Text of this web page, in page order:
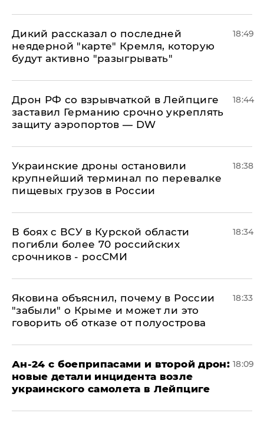
Дикий рассказал о последней
неядерной "карте" Кремля, которую
будут активно "разыгрывать"
18:49
​Дрон РФ со взрывчаткой в Лейпциге
заставил Германию срочно укреплять
защиту аэропортов — DW
18:44
Украинские дроны остановили
крупнейший терминал по перевалке
пищевых грузов в России
18:38
В боях с ВСУ в Курской области
погибли более 70 российских
срочников - росСМИ
18:34
Яковина объяснил, почему в России
"забыли" о Крыме и может ли это
говорить об отказе от полуострова
18:33
Ан-24 с боеприпасами и второй дрон:
новые детали инцидента возле
украинского самолета в Лейпциге
18:09